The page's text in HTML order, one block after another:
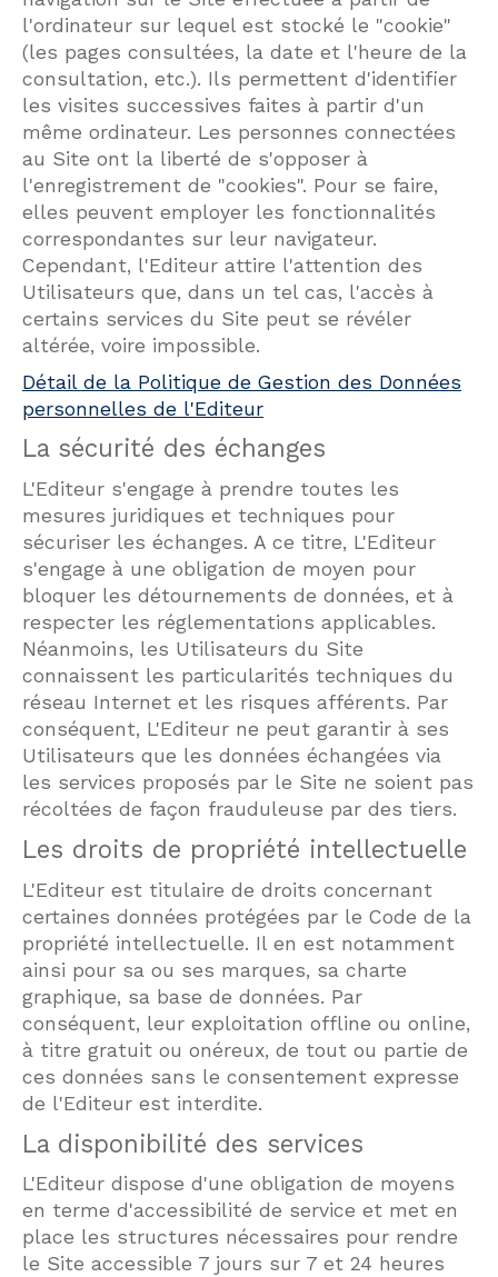
l'ordinateur sur lequel est stocké le "cookie"
(les pages consultées, la date et l'heure de la
consultation, etc.). Ils permettent d'identifier
les visites successives faites à partir d'un
même ordinateur. Les personnes connectées
au Site ont la liberté de s'opposer à
l'enregistrement de "cookies". Pour se faire,
elles peuvent employer les fonctionnalités
correspondantes sur leur navigateur.
Cependant, l'Editeur attire l'attention des
Utilisateurs que, dans un tel cas, l'accès à
certains services du Site peut se révéler
altérée, voire impossible.
Détail de la Politique de Gestion des Données
personnelles de l'Editeur
La sécurité des échanges
L'Editeur s'engage à prendre toutes les
mesures juridiques et techniques pour
sécuriser les échanges. A ce titre, L'Editeur
s'engage à une obligation de moyen pour
bloquer les détournements de données, et à
respecter les réglementations applicables.
Néanmoins, les Utilisateurs du Site
connaissent les particularités techniques du
réseau Internet et les risques afférents. Par
conséquent, L'Editeur ne peut garantir à ses
Utilisateurs que les données échangées via
les services proposés par le Site ne soient pas
récoltées de façon frauduleuse par des tiers.
Les droits de propriété intellectuelle
L'Editeur est titulaire de droits concernant
certaines données protégées par le Code de la
propriété intellectuelle. Il en est notamment
ainsi pour sa ou ses marques, sa charte
graphique, sa base de données. Par
conséquent, leur exploitation offline ou online,
à titre gratuit ou onéreux, de tout ou partie de
ces données sans le consentement expresse
de l'Editeur est interdite.
La disponibilité des services
L'Editeur dispose d'une obligation de moyens
en terme d'accessibilité de service et met en
place les structures nécessaires pour rendre
le Site accessible 7 jours sur 7 et 24 heures